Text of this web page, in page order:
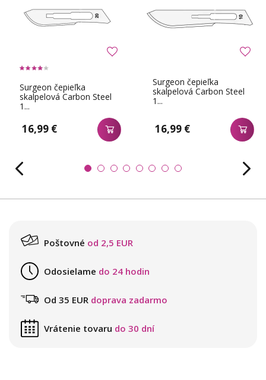
Surgeon čepieľka
skalpelová Carbon Steel
1...
16,99 €
Surgeon čepieľka
skalpelová Carbon Steel
1...
16,99 €
Poštovné od 2,5 EUR
Odosielame do 24 hodin
Od 35 EUR doprava zadarmo
Vrátenie tovaru do 30 dní